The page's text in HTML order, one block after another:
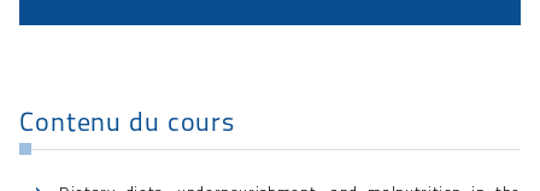
Contenu du cours